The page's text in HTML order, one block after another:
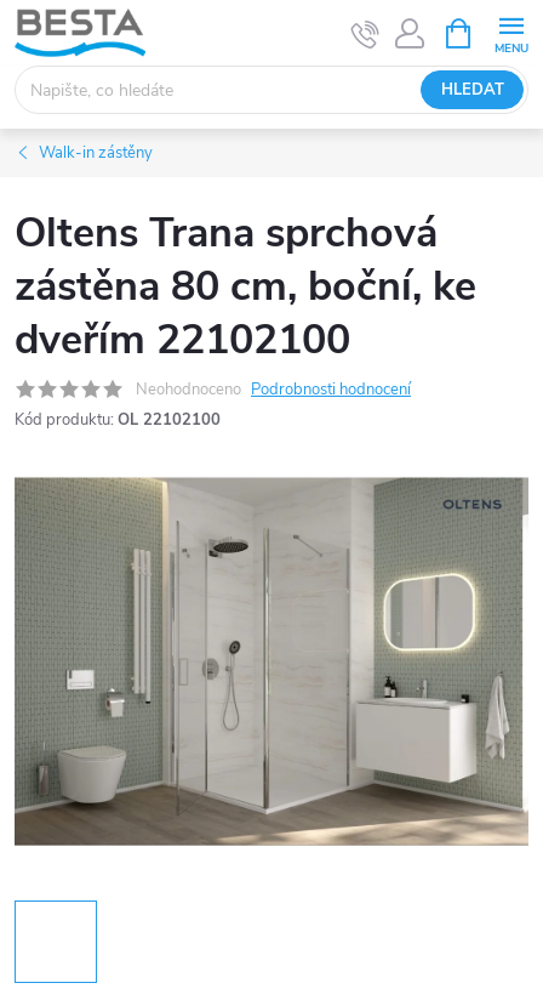
Přejít
na
obsah
HLEDAT
NÁKUPNÍ
KOŠÍK
Walk-in zástěny
Oltens Trana sprchová
zástěna 80 cm, boční, ke
dveřím 22102100
Neohodnoceno Podrobnosti hodnocení
Kód produktu: OL 22102100